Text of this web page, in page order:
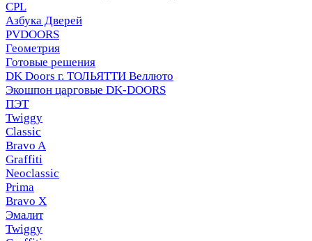
CPL
Азбука Дверей
PVDOORS
Геометрия
Готовые решения
DK Doors г. ТОЛЬЯТТИ Веллюто
Экошпон царговые DK-DOORS
ПЭТ
Twiggy
Classic
Bravo A
Graffiti
Neoclassic
Prima
Bravo X
Эмалит
Twiggy